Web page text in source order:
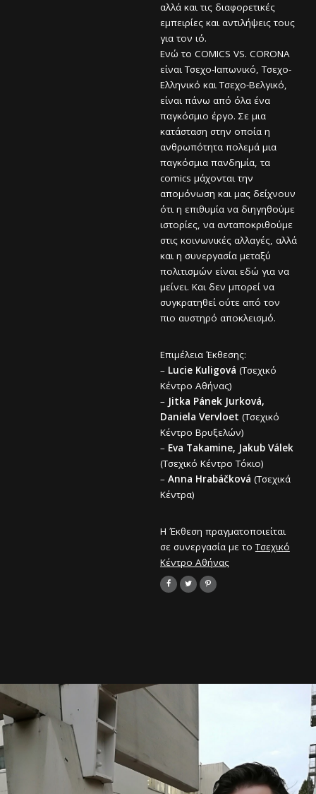
αλλά και τις διαφορετικές
εμπειρίες και αντιλήψεις τους
για τον ιό.
Ενώ το COMICS VS. CORONA
είναι Τσεχο-Ιαπωνικό, Τσεχο-
Ελληνικό και Τσεχο-Βελγικό,
είναι πάνω από όλα ένα
παγκόσμιο έργο. Σε μια
κατάσταση στην οποία η
ανθρωπότητα πολεμά μια
παγκόσμια πανδημία, τα
comics μάχονται την
απομόνωση και μας δείχνουν
ότι η επιθυμία να διηγηθούμε
ιστορίες, να ανταποκριθούμε
στις κοινωνικές αλλαγές, αλλά
και η συνεργασία μεταξύ
πολιτισμών είναι εδώ για να
μείνει. Και δεν μπορεί να
συγκρατηθεί ούτε από τον
πιο αυστηρό αποκλεισμό.
Επιμέλεια Έκθεσης:
– Lucie Kuligová (Τσεχικό
Κέντρο Αθήνας)
– Jitka Pánek Jurková,
Daniela Vervloet (Τσεχικό
Κέντρο Βρυξελών)
– Eva Takamine, Jakub Válek
(Τσεχικό Κέντρο Τόκιο)
– Anna Hrabáčková (Τσεχικά
Κέντρα)
Η Έκθεση πραγματοποιείται
σε συνεργασία με τοΤσεχικό
Κέντρο Αθήνας